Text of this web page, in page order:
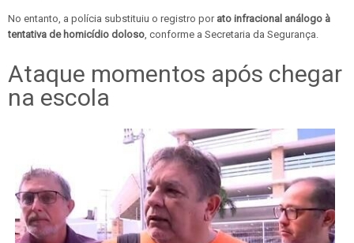
No entanto, a polícia substituiu o registro por ato infracional análogo à
tentativa de homicídio doloso, conforme a Secretaria da Segurança.
Ataque momentos após chegar
na escola